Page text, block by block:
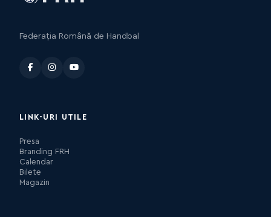
Federația Română de Handbal
LINK-URI UTILE
Presa
Branding FRH
Calendar
Bilete
Magazin